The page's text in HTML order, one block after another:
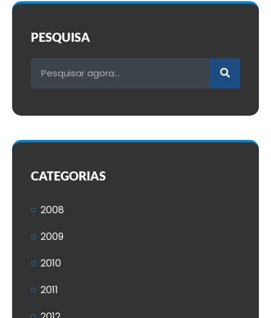
PESQUISA
CATEGORIAS
2008
2009
2010
2011